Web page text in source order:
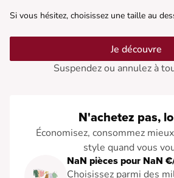
Si vous hésitez, choisissez une taille au
Je découvre
Suspendez ou annulez à
N'achetez pas,
Économisez, consommez
style quand vous
NaN pièces pour NaN
Choisissez parmi des